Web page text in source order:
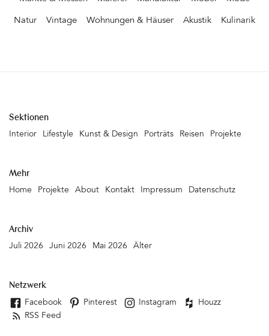
Natur Vintage Wohnungen & Häuser Akustik Kulinarik
Sektionen
Interior Lifestyle Kunst & Design Porträts Reisen Projekte
Mehr
Home Projekte About Kontakt Impressum Datenschutz
Archiv
Juli 2026 Juni 2026 Mai 2026 Älter
Netzwerk
Facebook Pinterest Instagram
Houzz
RSS Feed